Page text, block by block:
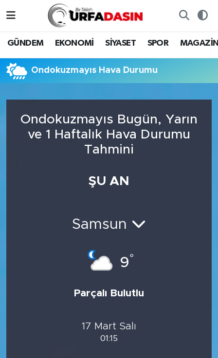
GÜNDEM EKONOMİ SİYASET SPOR
Ondokuzmayıs Hava Durumu
Ondokuzmayıs Bugün, Yarın
ve 1 Haftalık Hava Durumu
Tahmini
ŞU AN
Samsun
9°
Parçalı Bulutlu
17 Mart Salı
01:15
MAGAZİN
Nöbetçi Eczaneler
Süper Lig Puan Durumu ve Fikstür
Son Dakika Haberleri